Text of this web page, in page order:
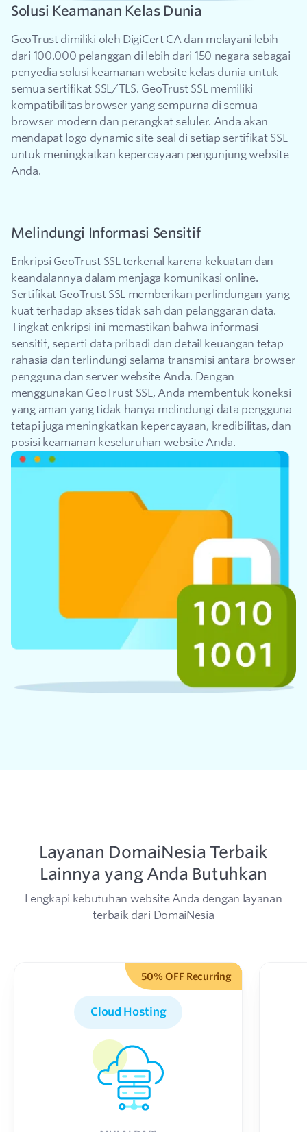
Solusi Keamanan Kelas Dunia
GeoTrust dimiliki oleh DigiCert CA dan melayani lebih
dari 100.000 pelanggan di lebih dari 150 negara sebagai
penyedia solusi keamanan website kelas dunia untuk
semua sertifikat SSL/TLS. GeoTrust SSL memiliki
kompatibilitas browser yang sempurna di semua
browser modern dan perangkat seluler. Anda akan
mendapat logo dynamic site seal di setiap sertifikat SSL
untuk meningkatkan kepercayaan pengunjung website
Anda.
Melindungi Informasi Sensitif
Enkripsi GeoTrust SSL terkenal karena kekuatan dan
keandalannya dalam menjaga komunikasi online.
Sertifikat GeoTrust SSL memberikan perlindungan yang
kuat terhadap akses tidak sah dan pelanggaran data.
Tingkat enkripsi ini memastikan bahwa informasi
sensitif, seperti data pribadi dan detail keuangan tetap
rahasia dan terlindungi selama transmisi antara browser
pengguna dan server website Anda. Dengan
menggunakan GeoTrust SSL, Anda membentuk koneksi
yang aman yang tidak hanya melindungi data pengguna
tetapi juga meningkatkan kepercayaan, kredibilitas, dan
posisi keamanan keseluruhan website Anda.
Layanan DomaiNesia Terbaik
Lainnya yang Anda Butuhkan
Lengkapi kebutuhan website Anda dengan layanan
terbaik dari DomaiNesia
50% OFF Recurring
Cloud Hosting